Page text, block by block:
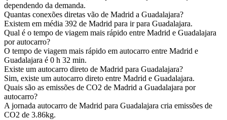
dependendo da demanda.
Quantas conexões diretas vão de Madrid a Guadalajara?
Existem em média 392 de Madrid para ir para Guadalajara.
Qual é o tempo de viagem mais rápido entre Madrid e Guadalajara
por autocarro?
O tempo de viagem mais rápido em autocarro entre Madrid e
Guadalajara é 0 h 32 min.
Existe um autocarro direto de Madrid para Guadalajara?
Sim, existe um autocarro direto entre Madrid e Guadalajara.
Quais são as emissões de CO2 de Madrid a Guadalajara por
autocarro?
A jornada autocarro de Madrid para Guadalajara cria emissões de
CO2 de 3.86kg.